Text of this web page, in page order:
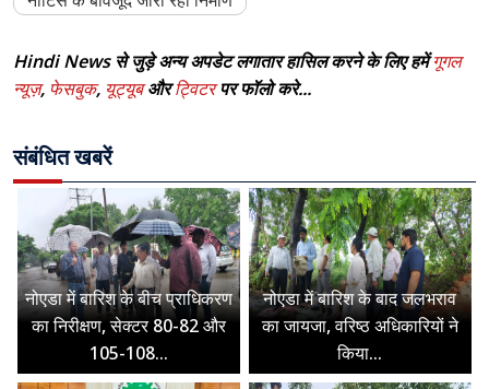
Hindi News से जुड़े अन्य अपडेट लगातार हासिल करने के लिए हमेंगूगल
न्यूज़, फेसबुक, यूट्यूबऔरट्विटरपर फॉलो करे...
संबंधित खबरें
नोएडा में बारिश के बीच प्राधिकरण
का निरीक्षण, सेक्टर 80-82 और
105-108...
नोएडा में बारिश के बाद जलभराव
का जायजा, वरिष्ठ अधिकारियों ने
किया...